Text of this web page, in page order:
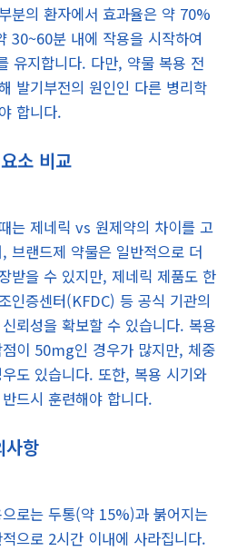
분의 환자에서 효과율은 약 70%
30~60분 내에 작용을 시작하여
유지합니다. 다만, 약물 복용 전
발기부전의 원인인 다른 병리학
합니다.
소 비교
는 제네릭 vs 원제약의 차이를 고
브랜드제 약물은 일반적으로 더
받을 수 있지만, 제네릭 제품도 한
인증센터(KFDC) 등 공식 기관의
뢰성을 확보할 수 있습니다. 복용
이 50mg인 경우가 많지만, 체중
도 있습니다. 또한, 복용 시기와
드시 훈련해야 합니다.
사항
로는 두통(약 15%)과 붉어지는
으로 2시간 이내에 사라집니다.